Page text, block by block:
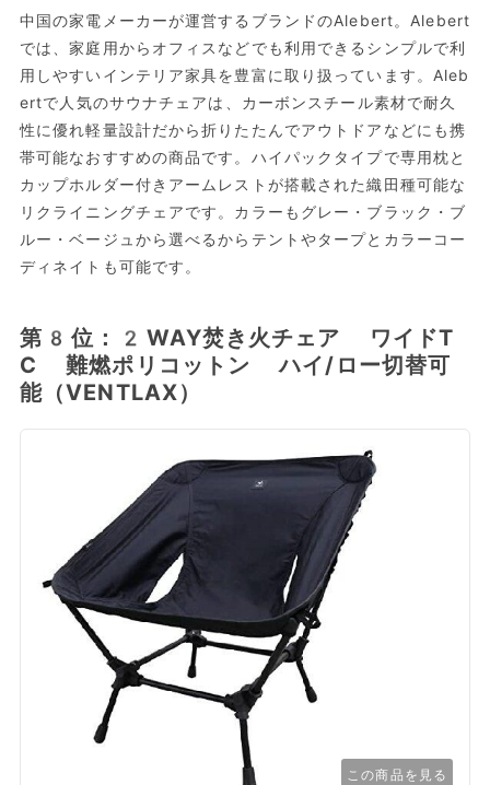
中国の家電メーカーが運営するブランドのAlebert。Alebert
では、家庭用からオフィスなどでも利用できるシンプルで利
用しやすいインテリア家具を豊富に取り扱っています。Aleb
ertで人気のサウナチェアは、カーボンスチール素材で耐久
性に優れ軽量設計だから折りたたんでアウトドアなどにも携
帯可能なおすすめの商品です。ハイパックタイプで専用枕と
カップホルダー付きアームレストが搭載された織田種可能な
リクライニングチェアです。カラーもグレー・ブラック・ブ
ルー・ベージュから選べるからテントやタープとカラーコー
ディネイトも可能です。
第8位：2WAY焚き火チェア ワイドT
C 難燃ポリコットン ハイ/ロー切替可
能（VENTLAX）
この商品を見る